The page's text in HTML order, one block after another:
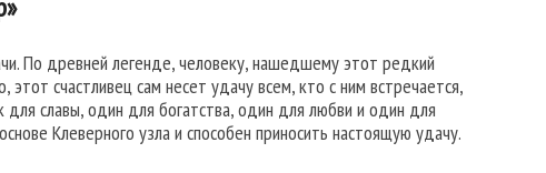
По древней легенде, человеку, нашедшему этот редкий
счастливец сам несет удачу всем, кто с ним встречается,
для славы, один для богатства, один для любви и один для
Клеверного узла и способен приносить настоящую удачу.